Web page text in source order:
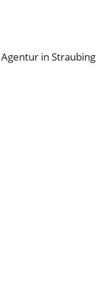
in Strau­bing